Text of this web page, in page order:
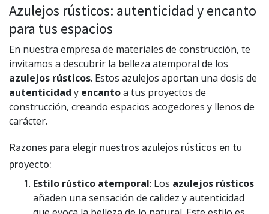
Azulejos rústicos: autenticidad y encanto
para tus espacios
En nuestra empresa de materiales de construcción, te
invitamos a descubrir la belleza atemporal de los
azulejos rústicos. Estos azulejos aportan una dosis de
autenticidad y encantoa tus proyectos de
construcción, creando espacios acogedores y llenos de
carácter.
Razones para elegir nuestros azulejos rústicos en tu
proyecto:
Estilo rústico atemporal: Los azulejos rústicos
añaden una sensación de calidez y autenticidad